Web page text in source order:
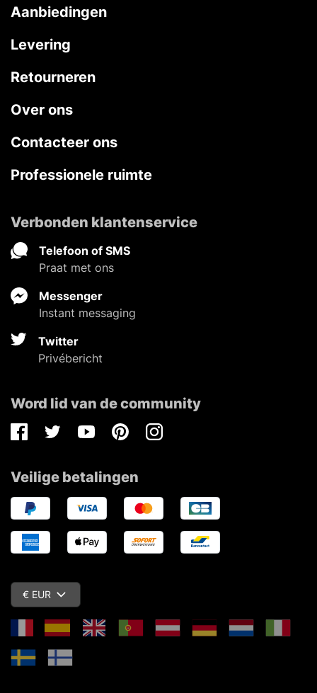
Aanbiedingen
Levering
Retourneren
Over ons
Contacteer ons
Professionele ruimte
Verbonden klantenservice
Telefoon of SMS
Praat met ons
Messenger
Instant messaging
Twitter
Privébericht
Word lid van de community
FacebookTwitterYoutubePinterestInstagram
Veilige betalingen
€ EUR